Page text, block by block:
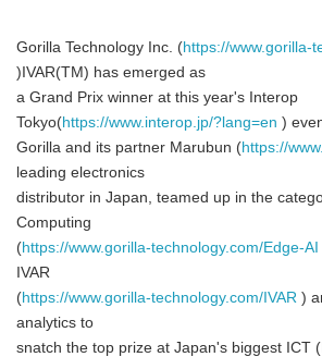
Gorilla Technology Inc. (https://www.gorilla-
)IVAR(TM) has emerged as
a Grand Prix winner at this year's Interop
Tokyo(https://www.interop.jp/?lang=en )
Gorilla and its partner Marubun (https://
leading electronics
distributor in Japan, teamed up in the
Computing
(https://www.gorilla-technology.com/Edge-AI
IVAR
(https://www.gorilla-technology.com/IVAR )
analytics to
snatch the top prize at Japan's biggest ICT